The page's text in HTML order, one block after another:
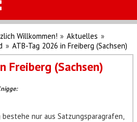
Willkommen! » Aktuelles »
» ATB-Tag 2026 in Freiberg (Sachsen)
Freiberg (Sachsen)
bestehe nur aus Satzungsparagrafen,